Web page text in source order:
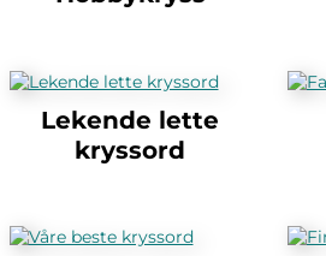
Lekende lette
kryssord